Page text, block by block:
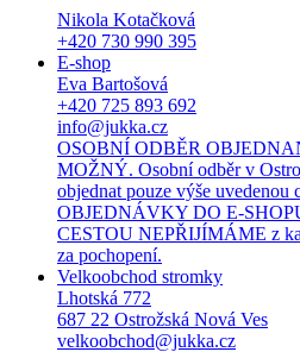
Nikola Kotačková
+420 730 990 395
E-shop
Eva Bartošová
+420 725 893 692
info@jukka.cz
OSOBNÍ ODBĚR
MOŽNÝ. Osobní odběr v
objednat pouze výše uvedenou
OBJEDNÁVKY DO E-
CESTOU NEPŘIJÍMÁME z
za pochopení.
Velkoobchod stromky
Lhotská 772
687 22 Ostrožská Nová Ves
velkoobchod@jukka.cz